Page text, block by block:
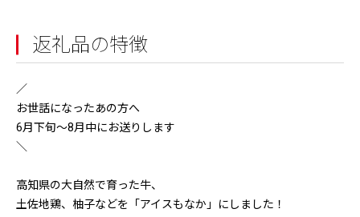
返礼品の特徴
／
お世話になったあの方へ
6月下旬～8月中にお送りします
＼
高知県の大自然で育った牛、
土佐地鶏、柚子などを「アイスもなか」にしました！